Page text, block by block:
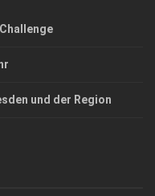
und der Region